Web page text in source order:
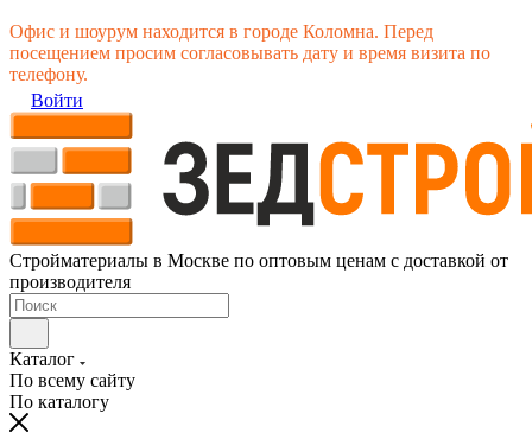
Офис и шоурум находится в городе Коломна. Перед
посещением просим согласовывать дату и время визита по
телефону.
Войти
Стройматериалы в Москве по оптовым ценам с доставкой от
производителя
Каталог
По всему сайту
По каталогу